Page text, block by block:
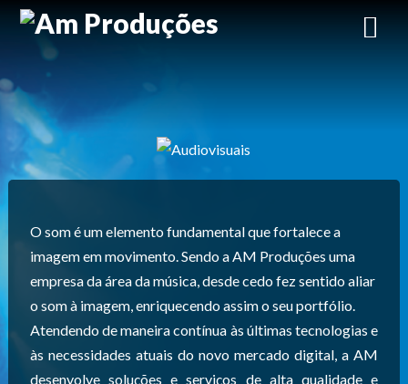
O som é um elemento fundamental que fortalece a
imagem em movimento. Sendo a AM Produções uma
empresa da área da música, desde cedo fez sentido aliar
o som à imagem, enriquecendo assim o seu portfólio.
Atendendo de maneira contínua às últimas tecnologias e
às necessidades atuais do novo mercado digital, a AM
desenvolve soluções e serviços de alta qualidade e